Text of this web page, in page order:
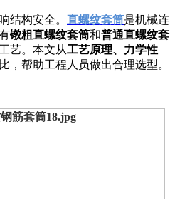
结构安全。 直螺纹套筒是机械连
镦粗直螺纹套筒和普通直螺纹套
艺。本文从工艺原理、力学性
，帮助工程人员做出合理选型。